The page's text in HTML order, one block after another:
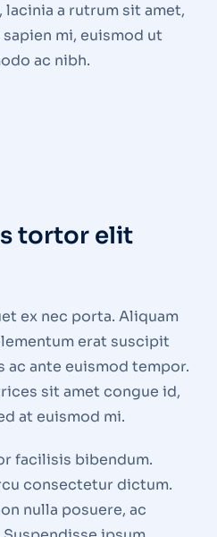
lacinia a rutrum sit amet,
mi, euismod ut
ac nibh.
tortor elit
ex nec porta. Aliquam
erat suscipit
ac ante euismod tempor.
sit amet congue id,
at euismod mi.
facilisis bibendum.
consectetur dictum.
nulla posuere, ac